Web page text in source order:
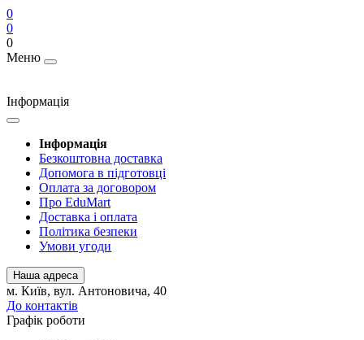
0
0
0
Меню
Інформація
Інформація
Безкоштовна доставка
Допомога в підготовці
Оплата за договором
Про EduMart
Доставка і оплата
Політика безпеки
Умови угоди
Наша адреса
м. Київ, вул. Антоновича, 40
До контактів
Графік роботи